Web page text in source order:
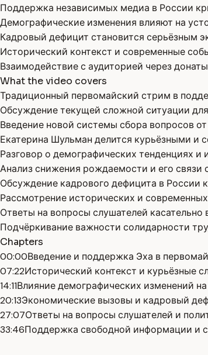
Поддержка независимых медиа в России
Демографические изменения влияют на
Кадровый дефицит становится серьёзным
Исторический контекст и современные
Взаимодействие с аудиторией через
What the video covers
Традиционный первомайский стрим в
Обсуждение текущей сложной ситуации
Введение новой системы сбора вопросов
Екатерина Шульман делится курьёзными и
Разговор о демографических тенденциях
Анализ снижения рождаемости и его
Обсуждение кадрового дефицита в России
Рассмотрение исторических и
Ответы на вопросы слушателей
Подчёркивание важности солидарности
Chapters
00:00Введение и поддержка Эха в
07:22Исторический контекст и курьёзные
14:11Влияние демографических изменений
20:13Экономические вызовы и кадровый
27:07Ответы на вопросы слушателей и
33:46Поддержка свободной информации и